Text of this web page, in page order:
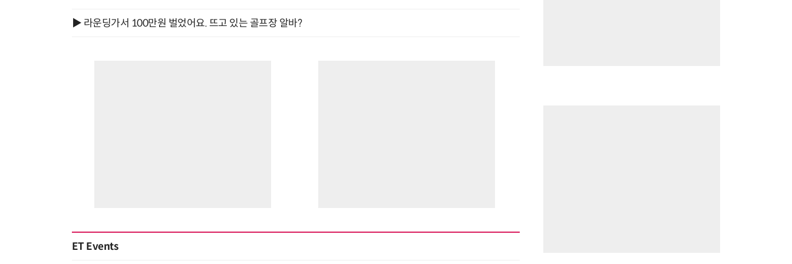
▶ 라운딩가서 100만원 벌었어요. 뜨고 있는 골프장 알바?
ET Events